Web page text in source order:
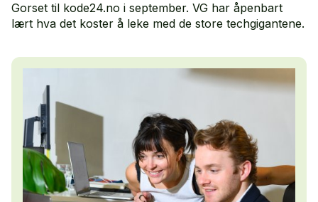
Gorset til kode24.no i september. VG har åpenbart
lært hva det koster å leke med de store techgigantene.